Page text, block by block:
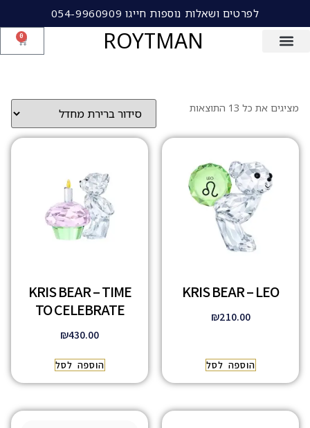
לפרטים ושאלות נוספות חייגו 054-9960909
ROYTMAN
0
מציגים את כל ⁦13⁩ התוצאות
KRIS BEAR – LEO
₪210.00
הוספה לסל
KRIS BEAR – TIME
TO CELEBRATE
₪430.00
הוספה לסל